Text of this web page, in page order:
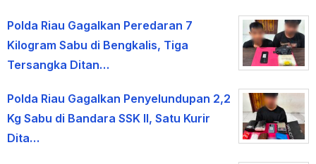
Polda Riau Gagalkan Peredaran 7
Kilogram Sabu di Bengkalis, Tiga
Tersangka Ditan…
Polda Riau Gagalkan Penyelundupan 2,2
Kg Sabu di Bandara SSK II, Satu Kurir
Dita…